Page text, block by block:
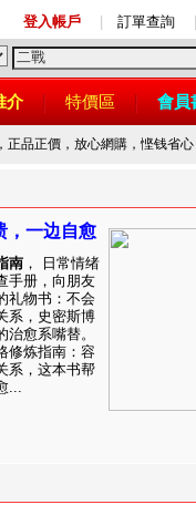
登入帳戶 訂單查詢
介 特價區 會員
正品正價，放心網購，悭钱省心
，一边自愈
南 ， 日常情绪
手册，向朋友
礼物书：不会
系，史密斯博
治愈系嘴替。
修炼指南：容
系，这本书帮
...